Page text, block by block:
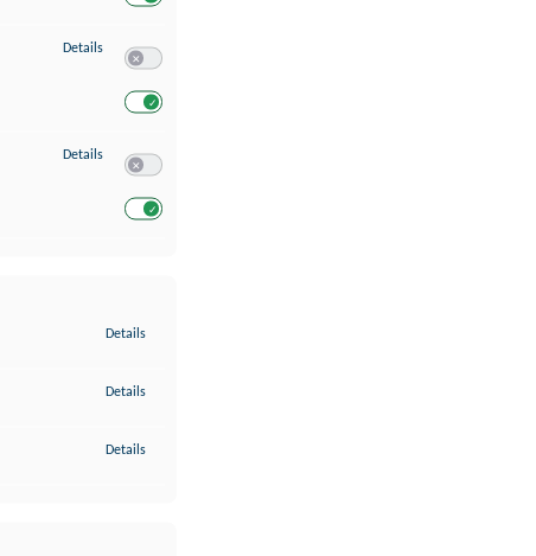
Details zu Analyse von Zielgruppen durch Statistiken oder Kombinationen von
Details zu Entwicklung und Verbesserung der Angebote
Details
Details
Details